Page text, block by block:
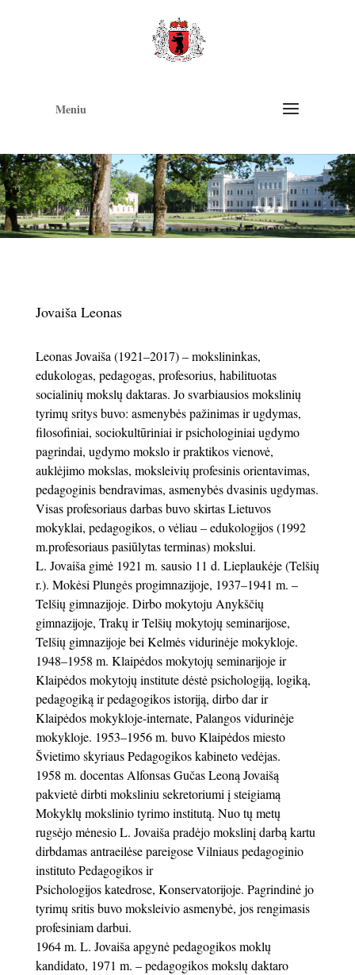
Meniu
Jovaiša Leonas
Leonas Jovaiša (1921–2017) – mokslininkas,
edukologas, pedagogas, profesorius, habilituotas
socialinių mokslų daktaras. Jo svarbiausios mokslinių
tyrimų sritys buvo: asmenybės pažinimas ir ugdymas,
filosofiniai, sociokultūriniai ir psichologiniai ugdymo
pagrindai, ugdymo mokslo ir praktikos vienovė,
auklėjimo mokslas, moksleivių profesinis orientavimas,
pedagoginis bendravimas, asmenybės dvasinis ugdymas.
Visas profesoriaus darbas buvo skirtas Lietuvos
mokyklai, pedagogikos, o vėliau – edukologijos (1992
m.profesoriaus pasiūlytas terminas) mokslui.
L. Jovaiša gimė 1921 m. sausio 11 d. Lieplaukėje (Telšių
r.). Mokėsi Plungės progimnazijoje, 1937–1941 m. –
Telšių gimnazijoje. Dirbo mokytoju Anykščių
gimnazijoje, Trakų ir Telšių mokytojų seminarijose,
Telšių gimnazijoje bei Kelmės vidurinėje mokykloje.
1948–1958 m. Klaipėdos mokytojų seminarijoje ir
Klaipėdos mokytojų institute dėstė psichologiją, logiką,
pedagogiką ir pedagogikos istoriją, dirbo dar ir
Klaipėdos mokykloje-internate, Palangos vidurinėje
mokykloje. 1953–1956 m. buvo Klaipėdos miesto
Švietimo skyriaus Pedagogikos kabineto vedėjas.
1958 m. docentas Alfonsas Gučas Leoną Jovaišą
pakvietė dirbti moksliniu sekretoriumi į steigiamą
Mokyklų mokslinio tyrimo institutą. Nuo tų metų
rugsėjo mėnesio L. Jovaiša pradėjo mokslinį darbą kartu
dirbdamas antraeilėse pareigose Vilniaus pedagoginio
instituto Pedagogikos ir
Psichologijos katedrose, Konservatorijoje. Pagrindinė jo
tyrimų sritis buvo moksleivio asmenybė, jos rengimasis
profesiniam darbui.
1964 m. L. Jovaiša apgynė pedagogikos moklų
kandidato, 1971 m. – pedagogikos mokslų daktaro